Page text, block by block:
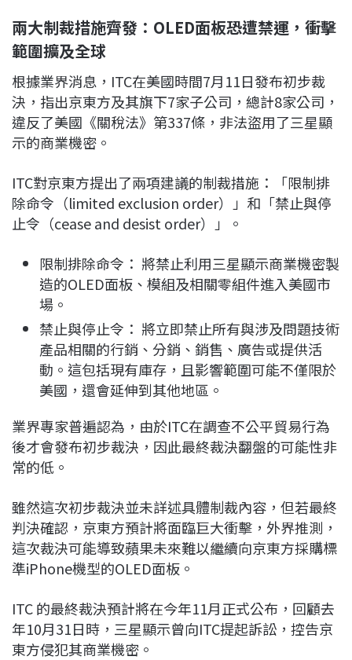
兩大制裁措施齊發：OLED面板恐遭禁運，衝擊
範圍擴及全球
根據業界消息，ITC在美國時間7月11日發布初步裁
決，指出京東方及其旗下7家子公司，總計8家公司，
違反了美國《關稅法》第337條，非法盜用了三星顯
示的商業機密。
ITC對京東方提出了兩項建議的制裁措施：「限制排
除命令（limited exclusion order）」和「禁止與停
止令（cease and desist order）」。
限制排除命令： 將禁止利用三星顯示商業機密製
造的OLED面板、模組及相關零組件進入美國市
場。
禁止與停止令： 將立即禁止所有與涉及問題技術
產品相關的行銷、分銷、銷售、廣告或提供活
動。這包括現有庫存，且影響範圍可能不僅限於
美國，還會延伸到其他地區。
業界專家普遍認為，由於ITC在調查不公平貿易行為
後才會發布初步裁決，因此最終裁決翻盤的可能性非
常的低。
雖然這次初步裁決並未詳述具體制裁內容，但若最終
判決確認，京東方預計將面臨巨大衝擊，外界推測，
這次裁決可能導致蘋果未來難以繼續向京東方採購標
準iPhone機型的OLED面板。
ITC 的最終裁決預計將在今年11月正式公布，回顧去
年10月31日時，三星顯示曾向ITC提起訴訟，控告京
東方侵犯其商業機密。